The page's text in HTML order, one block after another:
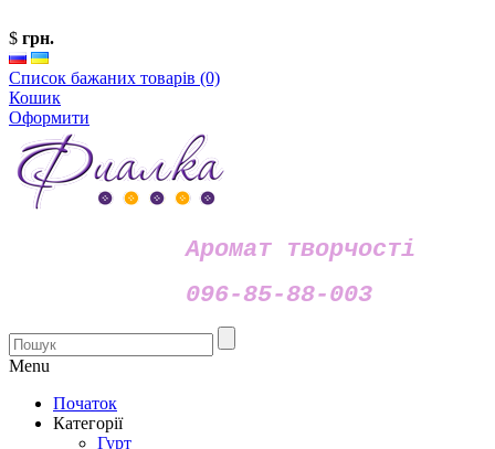
$ грн.
Список бажаних товарів (0)
Кошик
Оформити
Аромат творчості
096-85-88-003
Menu
Початок
Категорії
Гурт